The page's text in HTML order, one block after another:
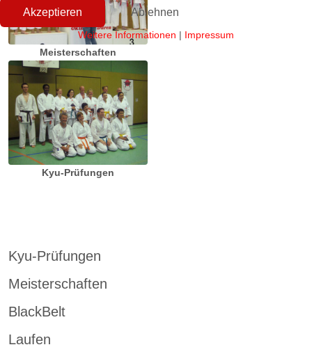
Meisterschaften
Kyu-Prüfungen
Kyu-Prüfungen
Meisterschaften
BlackBelt
Laufen
Akzeptieren Ablehnen
Weitere Informationen | Impressum